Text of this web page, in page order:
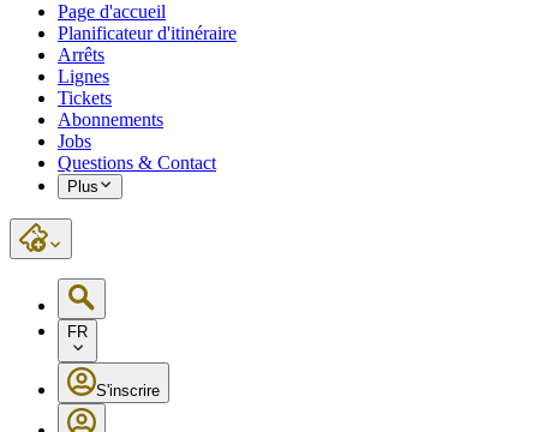
Page d'accueil
Planificateur d'itinéraire
Arrêts
Lignes
Tickets
Abonnements
Jobs
Questions & Contact
Plus
FR
S'inscrire